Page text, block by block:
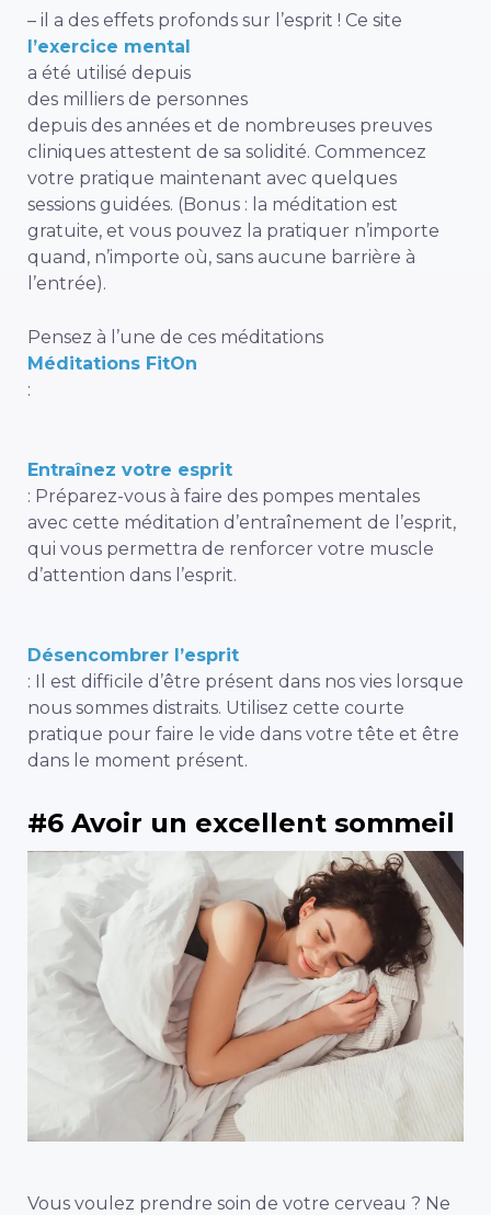
– il a des effets profonds sur l’esprit ! Ce site
l’exercice mental
a été utilisé depuis
des milliers de personnes
depuis des années et de nombreuses preuves
cliniques attestent de sa solidité. Commencez
votre pratique maintenant avec quelques
sessions guidées. (Bonus : la méditation est
gratuite, et vous pouvez la pratiquer n’importe
quand, n’importe où, sans aucune barrière à
l’entrée).
Pensez à l’une de ces méditations
Méditations FitOn
:
Entraînez votre esprit
: Préparez-vous à faire des pompes mentales
avec cette méditation d’entraînement de l’esprit,
qui vous permettra de renforcer votre muscle
d’attention dans l’esprit.
Désencombrer l’esprit
: Il est difficile d’être présent dans nos vies lorsque
nous sommes distraits. Utilisez cette courte
pratique pour faire le vide dans votre tête et être
dans le moment présent.
#6 Avoir un excellent sommeil
Vous voulez prendre soin de votre cerveau ? Ne